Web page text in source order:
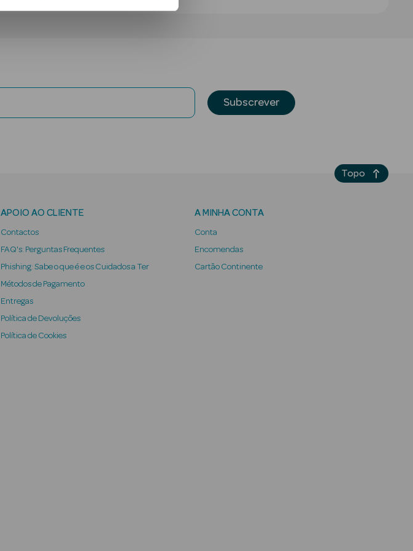
Subscrever
APOIO AO CLIENTE
Contactos
FAQ's: Perguntas Frequentes
Phishing: Sabe o que é e os Cuidados a Ter
Métodos de Pagamento
Entregas
Política de Devoluções
Política de Cookies
A MINHA CONTA
Conta
Encomendas
Cartão Continente
Topo